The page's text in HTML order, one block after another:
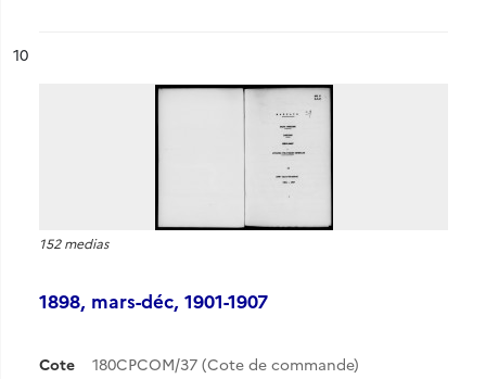
n°
10
152 medias
1898, mars-déc, 1901-1907
Cote 180CPCOM/37 (Cote de commande)